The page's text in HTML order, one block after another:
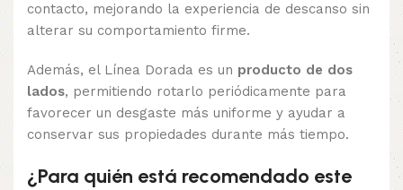
contacto, mejorando la experiencia de descanso sin
alterar su comportamiento firme.
Además, el Línea Dorada es un producto de dos
lados, permitiendo rotarlo periódicamente para
favorecer un desgaste más uniforme y ayudar a
conservar sus propiedades durante más tiempo.
¿Para quién está recomendado este